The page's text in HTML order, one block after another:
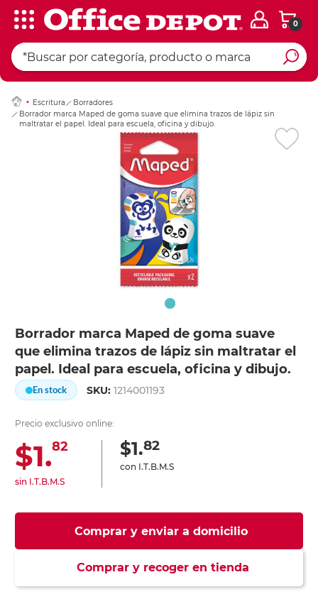
0
Escritura
Borradores
Borrador marca Maped de goma suave que elimina trazos de lápiz sin
maltratar el papel. Ideal para escuela, oficina y dibujo.
Borrador marca Maped de goma suave
que elimina trazos de lápiz sin maltratar el
papel. Ideal para escuela, oficina y dibujo.
En stock SKU:1214001193
Precio exclusivo online:
$1.82
sin I.T.B.M.S
$1.82
con I.T.B.M.S
Comprar y enviar a domicilio
Comprar y recoger en tienda
Ingresar Codigo